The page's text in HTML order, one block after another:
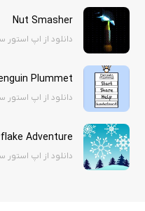
Nut Smasher
دانلود از اپ استور
Plummet
دانلود از اپ استور
Adventure
دانلود از اپ استور